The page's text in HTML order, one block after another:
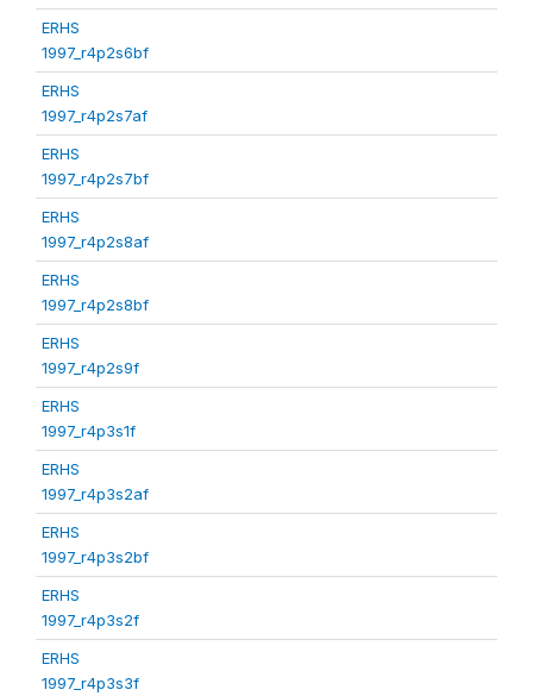
ERHS
1997_r4p2s6bf
ERHS
1997_r4p2s7af
ERHS
1997_r4p2s7bf
ERHS
1997_r4p2s8af
ERHS
1997_r4p2s8bf
ERHS
1997_r4p2s9f
ERHS
1997_r4p3s1f
ERHS
1997_r4p3s2af
ERHS
1997_r4p3s2bf
ERHS
1997_r4p3s2f
ERHS
1997_r4p3s3f